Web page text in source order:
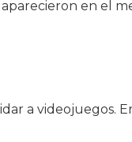
en el
a videojuegos.